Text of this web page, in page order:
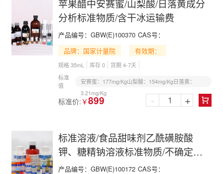
苹果醋中安赛蜜/山梨酸/日落黄成分
分析标准物质/含干冰运输费
产品编号： GBW(E)100370 CAS号：
品牌：国家计量院
有效期：
规格 35mL 库存 0
货期 4-7天
标准
值
安赛蜜：177mg/Kg山梨酸：154mg/Kg日落黄：
3.21mg/Kg
标准价: ￥899 
- +
标准溶液/食品甜味剂乙酰磺胺酸
钾、糖精钠溶液标准物质/不确定度
以到货证书为准
产品编号： GBW(E)100172 CAS号：